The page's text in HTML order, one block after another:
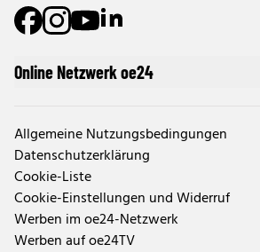
Online Netzwerk oe24
Allgemeine Nutzungsbedingungen
Datenschutzerklärung
Cookie-Liste
Cookie-Einstellungen und Widerruf
Werben im oe24-Netzwerk
Werben auf oe24TV